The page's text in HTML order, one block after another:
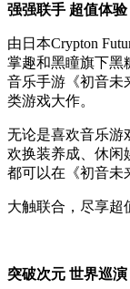
强强联手 超值体验
由日本Crypton
掌趣和黑瞳旗下黑
音乐手游《初音未
类游戏大作。
无论是喜欢音乐游
欢换装养成、休闲
都可以在《初音未
大触联合，尽享超
突破次元 世界巡演